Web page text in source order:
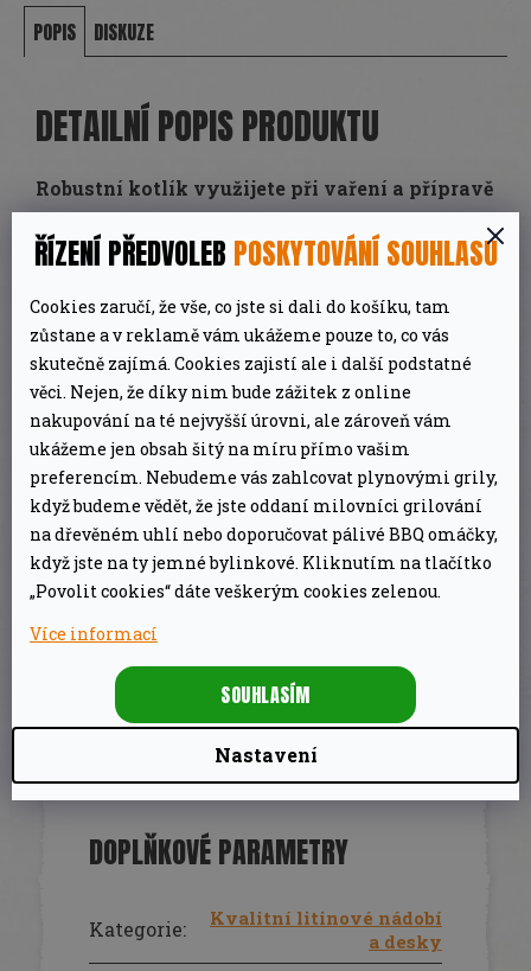
ŘÍZENÍ PŘEDVOLEB POSKYTOVÁNÍ SOUHLASU
Cookies zaručí, že vše, co jste si dali do košíku, tam
zůstane a v reklamě vám ukážeme pouze to, co vás
skutečně zajímá. Cookies zajistí ale i další podstatné
věci. Nejen, že díky nim bude zážitek z online
nakupování na té nejvyšší úrovni, ale zároveň vám
ukážeme jen obsah šitý na míru přímo vašim
preferencím. Nebudeme vás zahlcovat plynovými grily,
když budeme vědět, že jste oddaní milovníci grilování
na dřevěném uhlí nebo doporučovat pálivé BBQ omáčky,
když jste na ty jemné bylinkové. Kliknutím na tlačítko
„Povolit cookies“ dáte veškerým cookies zelenou.
Více informací
Nastavení
SOUHLASÍM
POPIS DISKUZE
DETAILNÍ POPIS PRODUKTU
Robustní kotlík využijete při vaření a přípravě
zakoupit ve dvou provedeních–s nožkami a
bez nožiček. Vybrat ten ideální pro vás můžete
ze sedmi různých velikostí.
Litinové kotlíky mají při přípravě jídel na
ohni mnohostranné využití:
Poklici lze použít také jako pánev (kromě
ft1)
Hrnce je možné na sebe skládat
Kotlíky mají otvor pro teploměr
Rukojeť má zářez pro bezpečné zavěšení
Obě provedení kotlíků (s nožkami/bez nožiček)
mají praktickou poklici s nožkami a zvýšeným
okrajem (kromě ft1).
DOPLŇKOVÉ PARAMETRY
Kategorie:
Kvalitní litinové nádobí
a desky